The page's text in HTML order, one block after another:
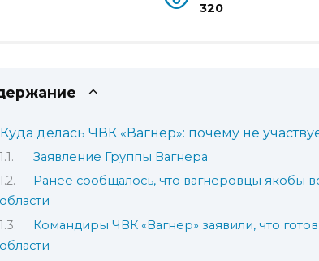
320
Куда делась ЧВК «Вагнер»: почему не
Заявление Группы Вагнера
Ранее сообщалось, что вагнеровцы якобы
области
Командиры ЧВК «Вагнер» заявили, что
области